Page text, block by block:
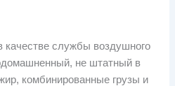
качестве службы воздушного
не штатный в
комбинированные грузы и